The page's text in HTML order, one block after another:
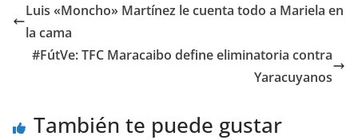
Luis «Moncho» Martínez le cuenta todo a Mariela en
la cama
#FútVe: TFC Maracaibo define eliminatoria contra
Yaracuyanos
También te puede gustar